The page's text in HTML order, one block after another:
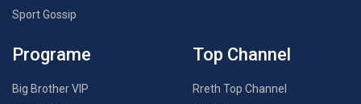
Sport Gossip
Programe
Big Brother VIP
Top Channel
Rreth Top Channel